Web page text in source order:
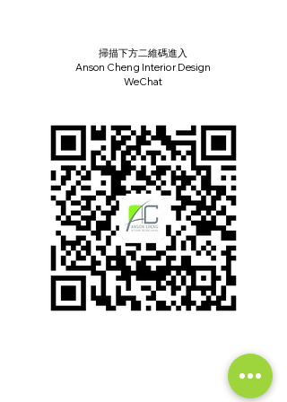
掃描下方二維碼進入
Anson Cheng Interior Design
​WeChat